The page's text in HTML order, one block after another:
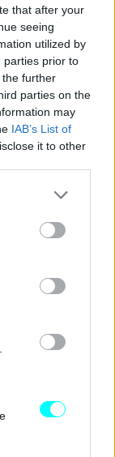
that after your
seeing
utilized by
parties prior to
further
parties on the
may
IAB’s List of
it to other
more Google
may click to
party tags to
below Google
φόρτισης ή
μπορεί
συσκευές, όπως